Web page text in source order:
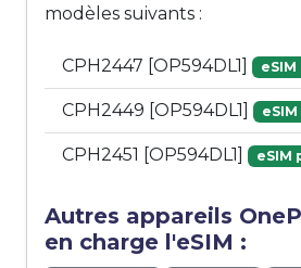
modèles suivants :
CPH2447 [OP594DL1]
CPH2449 [OP594DL1]
CPH2451 [OP594DL1] eSIM
Autres appareils
en charge l'eSIM :